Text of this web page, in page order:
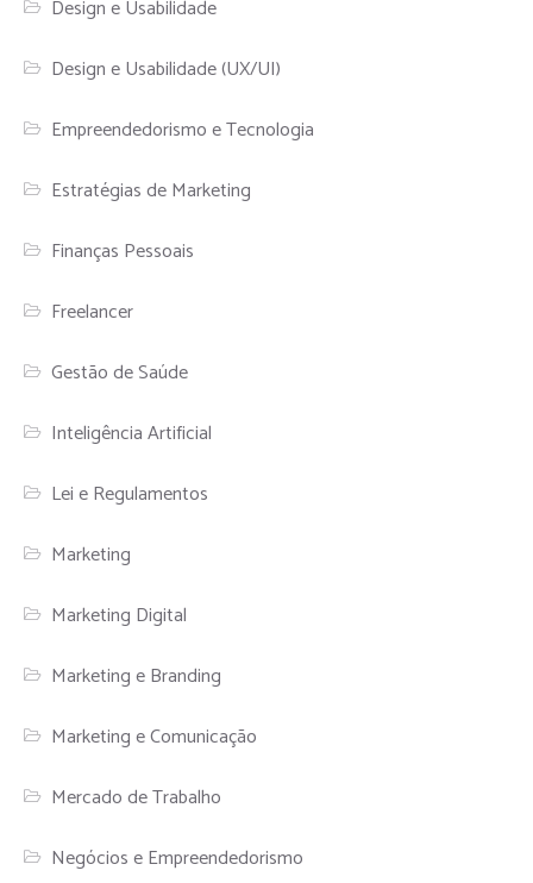
Design e Usabilidade
Design e Usabilidade (UX/UI)
Empreendedorismo e Tecnologia
Estratégias de Marketing
Finanças Pessoais
Freelancer
Gestão de Saúde
Inteligência Artificial
Lei e Regulamentos
Marketing
Marketing Digital
Marketing e Branding
Marketing e Comunicação
Mercado de Trabalho
Negócios e Empreendedorismo